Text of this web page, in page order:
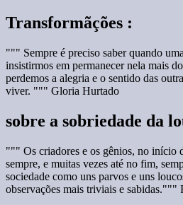
Transformãções :
""" Sempre é preciso saber quando
insistirmos em permanecer nela mais
perdemos a alegria e o sentido das
viver. """ Gloria Hurtado
sobre a sobriedade da
""" Os criadores e os gênios, no início
sempre, e muitas vezes até no fim,
sociedade como uns parvos e uns
observações mais triviais e sabidas."""